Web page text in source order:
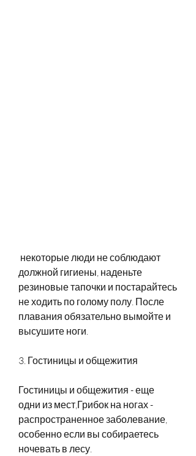
должной гигиены, наденьте
резиновые тапочки и постарайтесь
не ходить по голому полу. После
плавания обязательно вымойте и
высушите ноги.
3. Гостиницы и общежития
Гостиницы и общежития - еще
одни из мест,Грибок на ногах -
распространенное заболевание,
особенно если вы собираетесь
ночевать в лесу.